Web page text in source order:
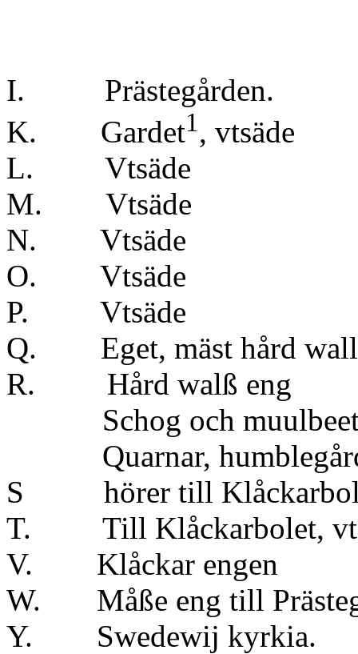
I. Prästegården.
K. Gardet1,
L.
M.
N.
O.
P.
Q. Eget,
R. Hård
Schog och muulbeet
Quarnar, humblegård
S hörer till
T. Till
V.
W. Måße eng
Y. Swedewij kyrkia.